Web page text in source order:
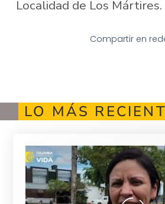
Localidad de Los Mártires.
Compartir en
LO MÁS